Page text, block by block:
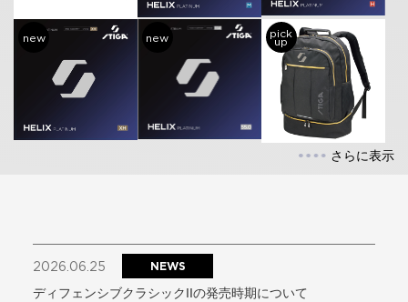
new new pick
up
さらに表示
2026.06.25 NEWS
ディフェンシブクラシックIIの発売時期について